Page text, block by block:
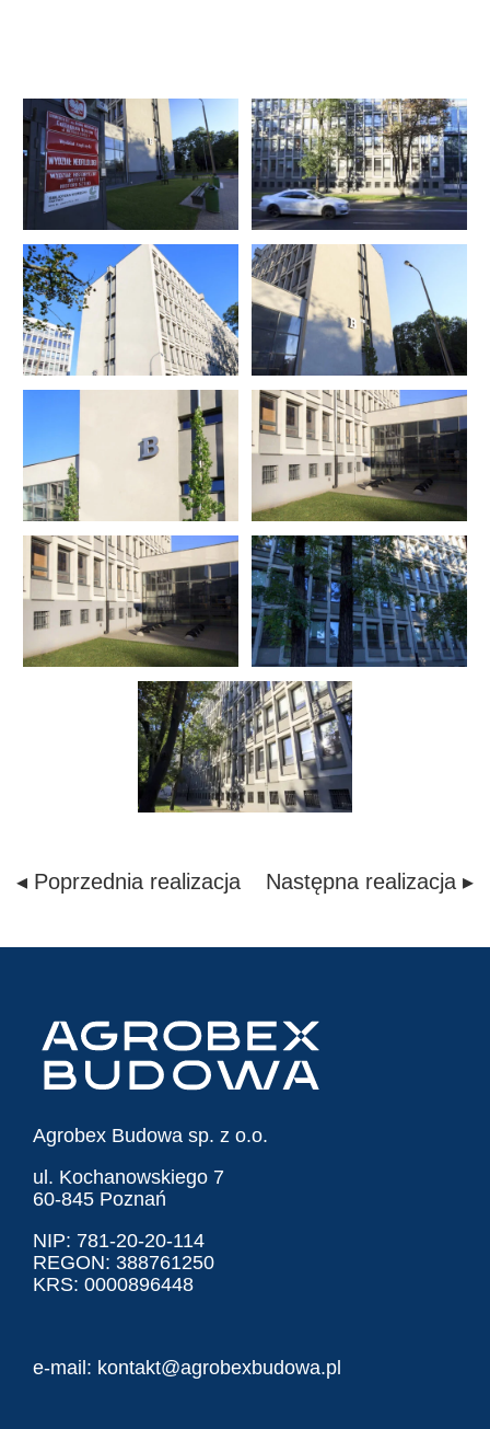
◂ Poprzednia realizacja Następna realizacja ▸
Agrobex Budowa sp. z o.o.
ul. Kochanowskiego 7
60-845 Poznań
NIP: 781-20-20-114
REGON: 388761250
KRS: 0000896448
e-mail: kontakt@agrobexbudowa.pl